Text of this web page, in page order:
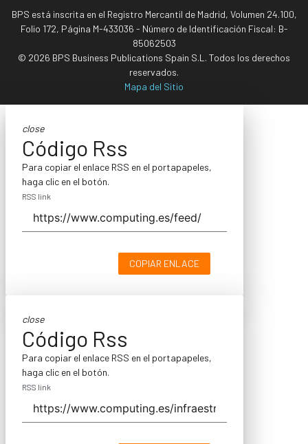
BPS está inscrita en el Registro Mercantil de Madrid, Volumen 24.100,
Folio 172, Página M-433036 - Número de Identificación Fiscal: B-
85062503
© 2026 BPS Business Publications Spain S.L. Todos los derechos
reservados.
Mapa del Sitio
close
Código Rss
Para copiar el enlace RSS en el portapapeles,
haga clic en el botón.
RSS link
COPIAR ENLACE
close
Código Rss
Para copiar el enlace RSS en el portapapeles,
haga clic en el botón.
RSS link